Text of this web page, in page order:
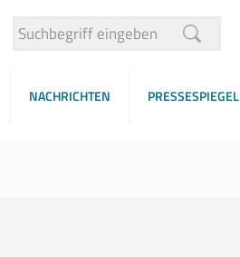
NACHRICHTEN PRESSESPIEGEL